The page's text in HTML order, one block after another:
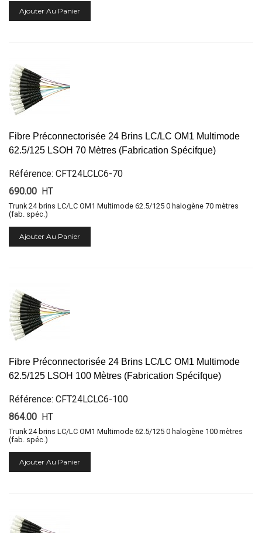
Ajouter Au Panier
Fibre Préconnectorisée 24 Brins LC/LC OM1 Multimode
62.5/125 LSOH 70 Mètres (Fabrication Spécifque)
Référence: CFT24LCLC6-70
690.00 HT
Trunk 24 brins LC/LC OM1 Multimode 62.5/125 0 halogène 70 mètres
(fab. spéc.)
Ajouter Au Panier
Fibre Préconnectorisée 24 Brins LC/LC OM1 Multimode
62.5/125 LSOH 100 Mètres (Fabrication Spécifque)
Référence: CFT24LCLC6-100
864.00 HT
Trunk 24 brins LC/LC OM1 Multimode 62.5/125 0 halogène 100 mètres
(fab. spéc.)
Ajouter Au Panier